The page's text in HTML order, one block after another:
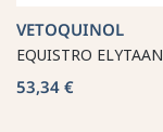
VETOQUINOL
EQUISTRO ELYTAAN
53,34 €